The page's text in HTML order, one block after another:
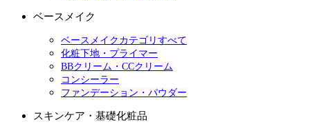
ベースメイク
ベースメイクカテゴリすべて
化粧下地・プライマー
BBクリーム・CCクリーム
コンシーラー
ファンデーション・パウダー
スキンケア・基礎化粧品